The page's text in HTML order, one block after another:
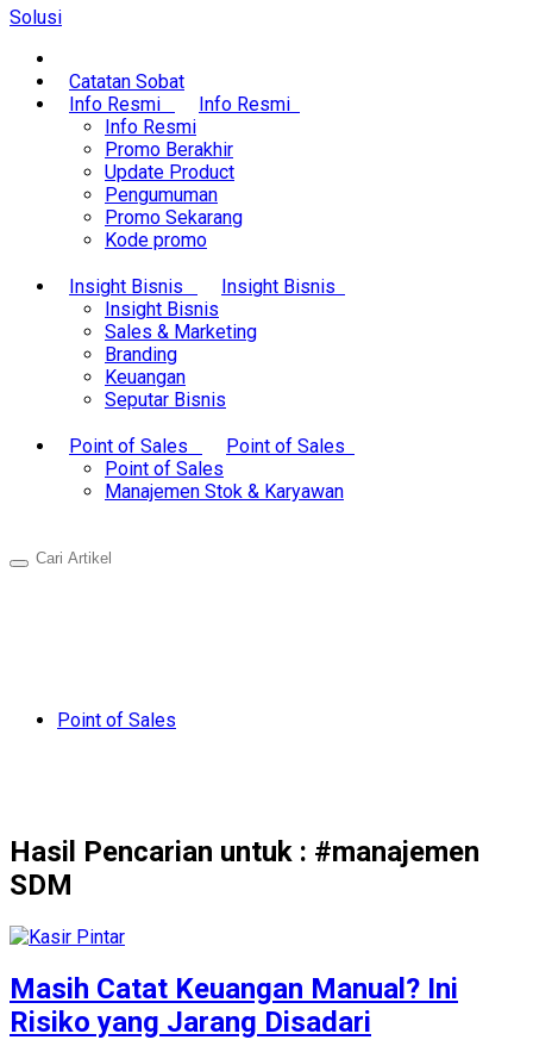
Solusi
Catatan Sobat
Info Resmi
Info Resmi
Info Resmi
Promo Berakhir
Update Product
Pengumuman
Promo Sekarang
Kode promo
Insight Bisnis
Insight Bisnis
Insight Bisnis
Sales & Marketing
Branding
Keuangan
Seputar Bisnis
Point of Sales
Point of Sales
Point of Sales
Manajemen Stok & Karyawan
Point of Sales
Hasil Pencarian untuk : #manajemen
SDM
Masih Catat Keuangan Manual? Ini
Risiko yang Jarang Disadari